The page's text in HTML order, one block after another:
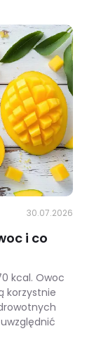
30.07.2026
i co
kcal. Owoc
korzystnie